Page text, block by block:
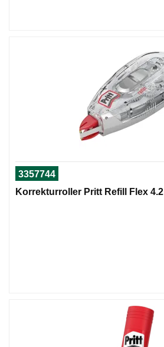
3357744
Korrekturroller Pritt Refill Flex 4.2